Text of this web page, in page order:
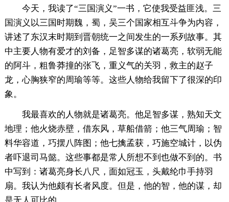
今天，我读了“三国演义”一书，它使我受益匪浅。三
国演义以三国时期魏，蜀，吴三个国家相互斗争为内容，
讲述了东汉末时期到晋朝统一之间发生的一系列故事。其
中主要人物有爱才的刘备，足智多谋的诸葛亮，软弱无能
的阿斗，粗鲁莽撞的张飞，重义气的关羽，救主的赵子
龙，心胸狭窄的周瑜等等。这些人物给我留下了很深的印
象。
我最喜欢的人物就是诸葛亮。他足智多谋，熟知天文
地理；他火烧赤壁，借东风，草船借箭；他三气周瑜；智
料华容道，巧摆八阵图；他七擒孟获，巧施空城计，以伪
者吓退司马懿。这些事都是常人所想不到也做不到的。书
中写到：诸葛亮身长八尺，面如冠玉，头戴纶巾手持羽
扇。我认为他颇有长者风度。但是，他的智，他的谋，却